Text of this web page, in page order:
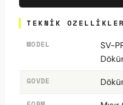
TEKNIK OZELLIKLER
MODEL
SV-
GOVDE